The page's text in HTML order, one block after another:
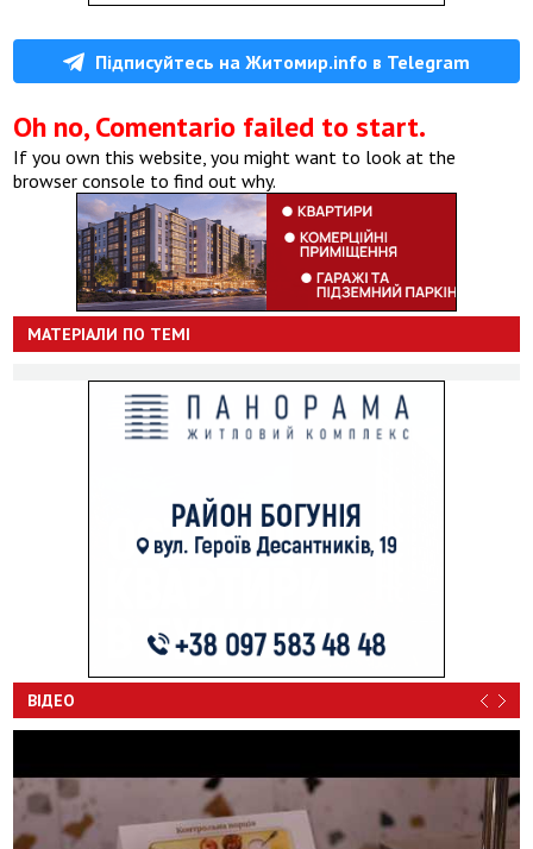
Підписуйтесь на Житомир.info в Telegram
Oh no, Comentario failed to start.
If you own this website, you might want to look at the
browser console to find out why.
МАТЕРІАЛИ ПО ТЕМІ
ВІДЕО